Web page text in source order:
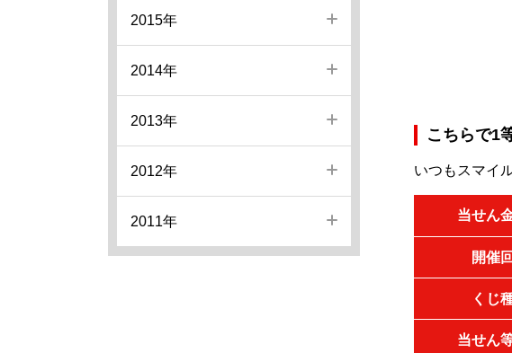
こちらで1
いつもスマイ
当せん
開催回
くじ
当せん
2015年
2014年
2013年
2012年
2011年